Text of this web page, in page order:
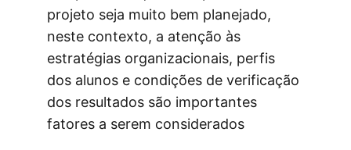
projeto seja muito bem planejado,
neste contexto, a atenção às
estratégias organizacionais, perfis
dos alunos e condições de verificação
dos resultados são importantes
fatores a serem considerados